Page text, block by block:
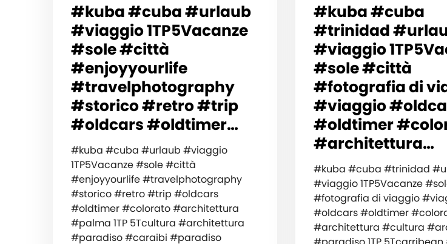
#kuba #cuba #urlaub
#viaggio 1TP5Vacanze
#sole #città
#enjoyyourlife
#travelphotography
#storico #retro #trip
#oldcars #oldtimer…
#kuba #cuba #urlaub #viaggio
1TP5Vacanze #sole #città
#enjoyyourlife #travelphotography
#storico #retro #trip #oldcars
#oldtimer #colorato #architettura
#palma 1TP 5Tcultura #architettura
#paradiso #caraibi #paradiso
#kuba #cuba
#trinidad
#viaggio
#sole #città
#fotografia di
#viaggio
#oldtimer
#architettura…
#kuba #cuba #trinidad
#viaggio 1TP5Vacanze
#fotografia di viaggio
#oldcars #oldtimer
#architettura #cultura